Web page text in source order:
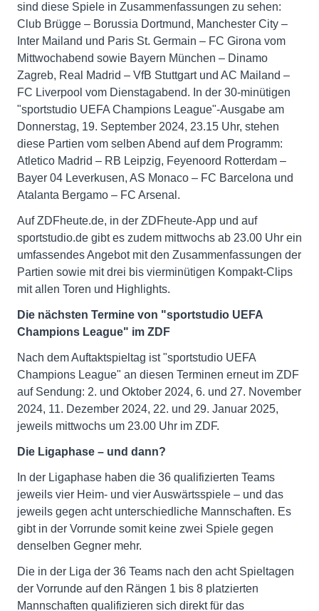
sind diese Spiele in Zusammenfassungen zu sehen:
Club Brügge – Borussia Dortmund, Manchester City –
Inter Mailand und Paris St. Germain – FC Girona vom
Mittwochabend sowie Bayern München – Dinamo
Zagreb, Real Madrid – VfB Stuttgart und AC Mailand –
FC Liverpool vom Dienstagabend. In der 30-minütigen
"sportstudio UEFA Champions League"-Ausgabe am
Donnerstag, 19. September 2024, 23.15 Uhr, stehen
diese Partien vom selben Abend auf dem Programm:
Atletico Madrid – RB Leipzig, Feyenoord Rotterdam –
Bayer 04 Leverkusen, AS Monaco – FC Barcelona und
Atalanta Bergamo – FC Arsenal.
Auf ZDFheute.de, in der ZDFheute-App und auf
sportstudio.de gibt es zudem mittwochs ab 23.00 Uhr ein
umfassendes Angebot mit den Zusammenfassungen der
Partien sowie mit drei bis vierminütigen Kompakt-Clips
mit allen Toren und Highlights.
Die nächsten Termine von "sportstudio UEFA
Champions League" im ZDF
Nach dem Auftaktspieltag ist "sportstudio UEFA
Champions League" an diesen Terminen erneut im ZDF
auf Sendung: 2. und Oktober 2024, 6. und 27. November
2024, 11. Dezember 2024, 22. und 29. Januar 2025,
jeweils mittwochs um 23.00 Uhr im ZDF.
Die Ligaphase – und dann?
In der Ligaphase haben die 36 qualifizierten Teams
jeweils vier Heim- und vier Auswärtsspiele – und das
jeweils gegen acht unterschiedliche Mannschaften. Es
gibt in der Vorrunde somit keine zwei Spiele gegen
denselben Gegner mehr.
Die in der Liga der 36 Teams nach den acht Spieltagen
der Vorrunde auf den Rängen 1 bis 8 platzierten
Mannschaften qualifizieren sich direkt für das